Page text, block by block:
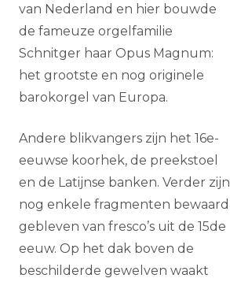
van Nederland en hier bouwde
de fameuze orgelfamilie
Schnitger haar Opus Magnum:
het grootste en nog originele
barokorgel van Europa.
Andere blikvangers zijn het 16e-
eeuwse koorhek, de preekstoel
en de Latijnse banken. Verder zijn
nog enkele fragmenten bewaard
gebleven van fresco’s uit de 15de
eeuw. Op het dak boven de
beschilderde gewelven waakt